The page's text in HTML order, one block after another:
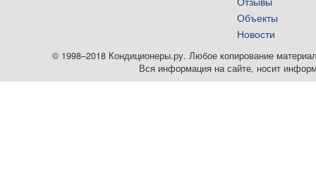
Объекты
Новости
© 1998–2018 Кондиционеры.ру. Любое копирование
Вся информация на сайте, носит